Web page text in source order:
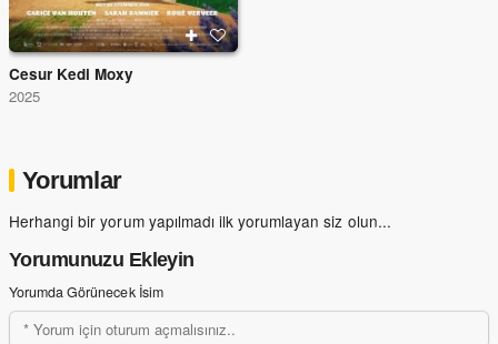
Cesur Kedi Moxy
2025
Yorumlar
Herhangi bir yorum yapılmadı ilk yorumlayan siz olun...
Yorumunuzu Ekleyin
Yorumda Görünecek İsim